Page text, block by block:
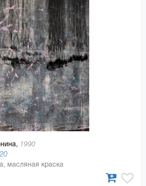
1990
масляная краска